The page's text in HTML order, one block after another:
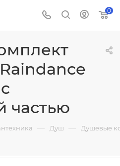
0
частью
— Душ — Душевые